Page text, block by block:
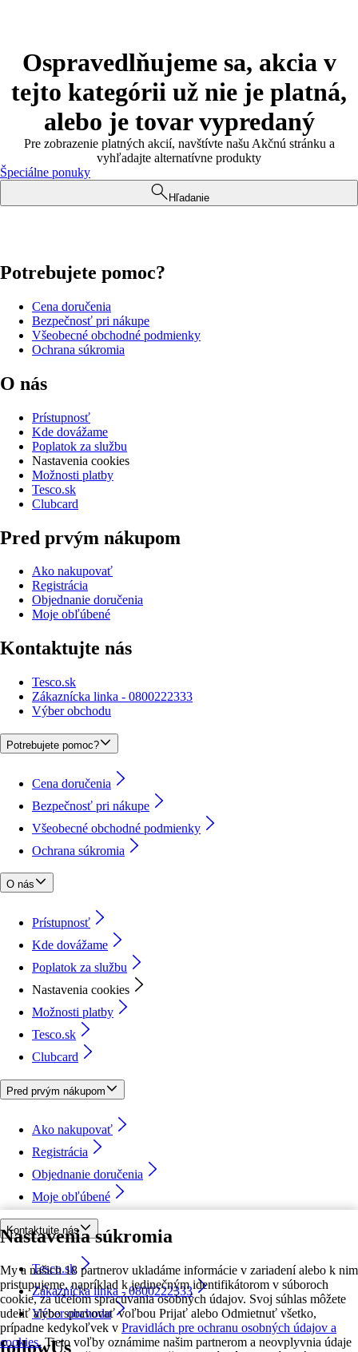
Nastavenia súkromia
My a našich 18 partnerov ukladáme informácie v zariadení alebo k nim
pristupujeme, napríklad k jedinečným identifikátorom v súboroch
cookie, za účelom spracúvania osobných údajov. Svoj súhlas môžete
udeliť alebo spravovať voľbou Prijať alebo Odmietnuť všetko,
prípadne kedykoľvek v Pravidlách pre ochranu osobných údajov a
cookies. Tieto voľby oznámime našim partnerom a neovplyvnia údaje
Ospravedlňujeme sa, akcia v
tejto kategórii už nie je platná,
alebo je tovar vypredaný
Pre zobrazenie platných akcií, navštívte našu Akčnú stránku a
vyhľadajte alternatívne produkty
Špeciálne ponuky
Hľadanie
Potrebujete pomoc?
Cena doručenia
Bezpečnosť pri nákupe
Všeobecné obchodné podmienky
Ochrana súkromia
O nás
Prístupnosť
Kde dovážame
Poplatok za službu
Nastavenia cookies
Možnosti platby
Tesco.sk
Clubcard
Pred prvým nákupom
Ako nakupovať
Registrácia
Objednanie doručenia
Moje obľúbené
Kontaktujte nás
Tesco.sk
Zákaznícka linka - 0800222333
Výber obchodu
Potrebujete pomoc?
Cena doručenia
Bezpečnosť pri nákupe
Všeobecné obchodné podmienky
Ochrana súkromia
O nás
Prístupnosť
Kde dovážame
Poplatok za službu
Nastavenia cookies
Možnosti platby
Tesco.sk
Clubcard
Pred prvým nákupom
Ako nakupovať
Registrácia
Objednanie doručenia
Moje obľúbené
Kontaktujte nás
Tesco.sk
Zákaznícka linka - 0800222333
Výber obchodu
followUs